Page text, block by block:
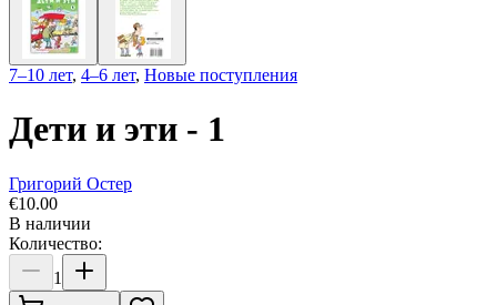
7–10 лет, 4–6 лет, Новые поступления
Дети и эти - 1
Григорий Остер
€10.00
В наличии
Количество:
1